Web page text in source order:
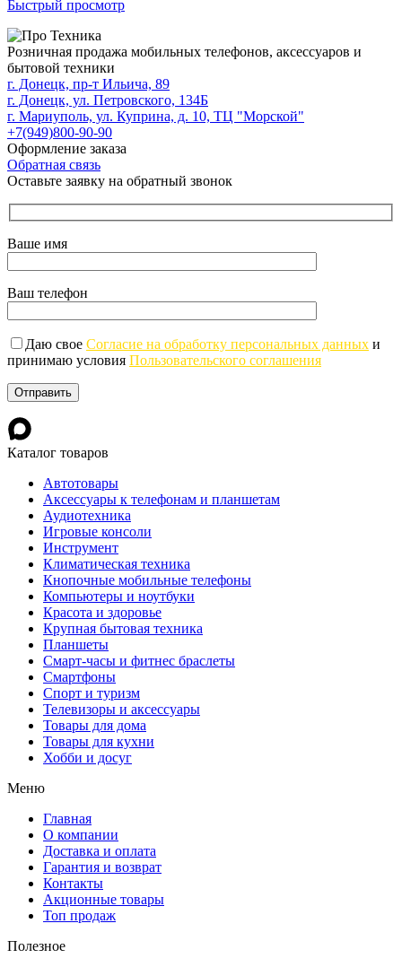
Быстрый просмотр
Розничная продажа мобильных телефонов, аксессуаров и
бытовой техники
г. Донецк, пр-т Ильича, 89
г. Донецк, ул. Петровского, 134Б
г. Мариуполь, ул. Куприна, д. 10, ТЦ "Морской"
+7(949)800-90-90
Оформление заказа
Обратная связь
Оставьте заявку на обратный звонок
Ваше имя
Ваш телефон
Даю свое Согласие на обработку персональных данных и
принимаю условия Пользовательского соглашения
Каталог товаров
Автотовары
Аксессуары к телефонам и планшетам
Аудиотехника
Игровые консоли
Инструмент
Климатическая техника
Кнопочные мобильные телефоны
Компьютеры и ноутбуки
Красота и здоровье
Крупная бытовая техника
Планшеты
Смарт-часы и фитнес браслеты
Смартфоны
Спорт и туризм
Телевизоры и аксессуары
Товары для дома
Товары для кухни
Хобби и досуг
Меню
Главная
О компании
Доставка и оплата
Гарантия и возврат
Контакты
Акционные товары
Топ продаж
Полезное